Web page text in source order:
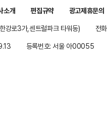
소개 편집규약
광고제휴문의
강로3가,센트럴파크 타워동)
전
등록번호: 서울 아00055